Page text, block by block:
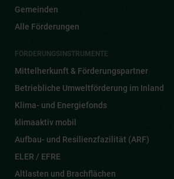
Gemeinden
Alle Förderungen
FÖRDERUNGSINSTRUMENTE
Mittelherkunft & Förderungspartner
Betriebliche Umweltförderung im Inland
Klima- und Energiefonds
klimaaktiv mobil
Aufbau- und Resilienzfazilität (ARF)
ELER / EFRE
Altlasten und Brachflächen